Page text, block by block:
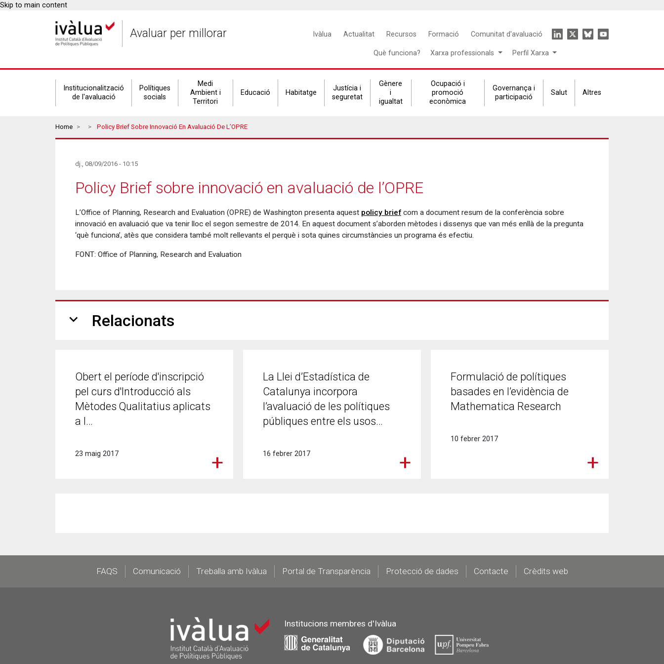
Skip to main content
Avaluar per millorar
Main
navigation
Ivàlua Actualitat Recursos Formació Comunitat d'avaluació
Icon
menu
Què funciona? Xarxa professionals Perfil Xarxa
Secondary
navigation
Institucionalització
de l'avaluació
Polítiques
socials
Medi
Ambient i
Territori
Educació Habitatge
Justícia i
seguretat
Gènere
i
igualtat
Ocupació i
promoció
econòmica
Governança i
participació
Salut Altres
Breadcrumbs
Home Policy Brief Sobre Innovació En Avaluació De L’OPRE
dj., 08/09/2016 - 10:15
Policy Brief sobre innovació en avaluació de l’OPRE
L’Office of Planning, Research and Evaluation (OPRE) de Washington presenta aquest policy brief com a document resum de la conferència sobre
innovació en avaluació que va tenir lloc el segon semestre de 2014. En aquest document s’aborden mètodes i dissenys que van més enllà de la pregunta
‘què funciona’, atès que considera també molt rellevants el perquè i sota quines circumstàncies un programa és efectiu.
FONT: Office of Planning, Research and Evaluation
expand_more Relacionats
Obert el període d'inscripció
pel curs d'Introducció als
Mètodes Qualitatius aplicats
a l…
23 maig 2017
La Llei d’Estadística de
Catalunya incorpora
l’avaluació de les polítiques
públiques entre els usos…
16 febrer 2017
Formulació de polítiques
basades en l’evidència de
Mathematica Research
10 febrer 2017
FooterFAQS Comunicació Treballa amb Ivàlua Portal de Transparència Protecció de dades Contacte Crèdits web
Institucions membres d'Ivàlua